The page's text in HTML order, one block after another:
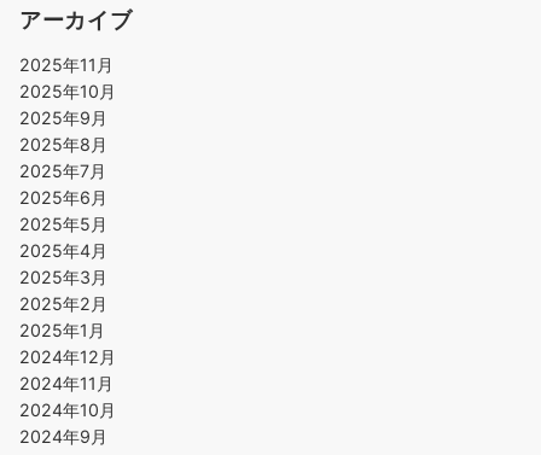
アーカイブ
2025年11月
2025年10月
2025年9月
2025年8月
2025年7月
2025年6月
2025年5月
2025年4月
2025年3月
2025年2月
2025年1月
2024年12月
2024年11月
2024年10月
2024年9月